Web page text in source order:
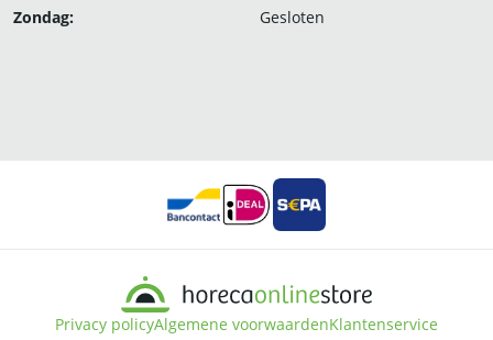
Zondag:
Gesloten
Privacy policyAlgemene voorwaardenKlantenservice